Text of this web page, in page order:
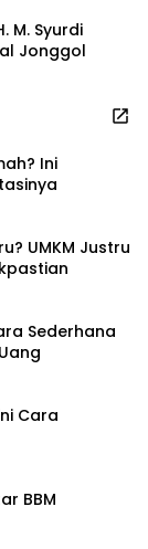
M. Syurdi
Jonggol
Ini
UMKM Justru
Sederhana
Cara
BBM